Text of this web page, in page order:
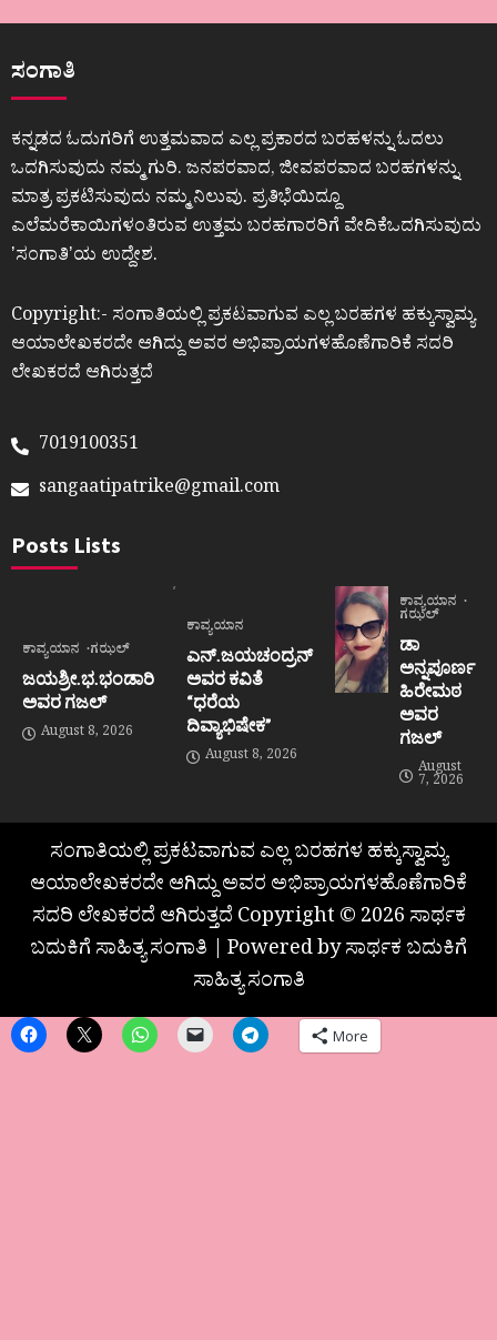
ಸಂಗಾತಿ
ಕನ್ನಡದ ಓದುಗರಿಗೆ ಉತ್ತಮವಾದ ಎಲ್ಲ ಪ್ರಕಾರದ ಬರಹಳನ್ನು ಓದಲು
ಒದಗಿಸುವುದು ನಮ್ಮ ಗುರಿ. ಜನಪರವಾದ, ಜೀವಪರವಾದ ಬರಹಗಳನ್ನು
ಮಾತ್ರ ಪ್ರಕಟಿಸುವುದು ನಮ್ಮ ನಿಲುವು. ಪ್ರತಿಭೆಯಿದ್ದೂ
ಎಲೆಮರೆಕಾಯಿಗಳಂತಿರುವ ಉತ್ತಮ ಬರಹಗಾರರಿಗೆ ವೇದಿಕೆಒದಗಿಸುವುದು
ʼಸಂಗಾತಿʼಯ ಉದ್ದೇಶ.
Copyright:- ಸಂಗಾತಿಯಲ್ಲಿ ಪ್ರಕಟವಾಗುವ ಎಲ್ಲ ಬರಹಗಳ ಹಕ್ಕುಸ್ವಾಮ್ಯ
ಆಯಾಲೇಖಕರದೇ ಆಗಿದ್ದು ಅವರ ಅಭಿಪ್ರಾಯಗಳಹೊಣೆಗಾರಿಕೆ ಸದರಿ
ಲೇಖಕರದೆ ಆಗಿರುತ್ತದೆ
7019100351
sangaatipatrike@gmail.com
Posts Lists
ಕಾವ್ಯಯಾನ ಗಝಲ್
ಜಯಶ್ರೀ.ಭ.ಭಂಡಾರಿ
ಅವರ ಗಜಲ್
August 8, 2026
ಕಾವ್ಯಯಾನ
ಎನ್.ಜಯಚಂದ್ರನ್
ಅವರ ಕವಿತೆ
“ಧರೆಯ
ದಿವ್ಯಾಭಿಷೇಕ”
August 8, 2026
ಕಾವ್ಯಯಾನ
ಗಝಲ್
ಡಾ
ಅನ್ನಪೂರ್ಣ
ಹಿರೇಮಠ
ಅವರ
ಗಜಲ್
August
7, 2026
ಸಂಗಾತಿಯಲ್ಲಿ ಪ್ರಕಟವಾಗುವ ಎಲ್ಲ ಬರಹಗಳ ಹಕ್ಕುಸ್ವಾಮ್ಯ
ಆಯಾಲೇಖಕರದೇ ಆಗಿದ್ದು ಅವರ ಅಭಿಪ್ರಾಯಗಳಹೊಣೆಗಾರಿಕೆ
ಸದರಿ ಲೇಖಕರದೆ ಆಗಿರುತ್ತದೆ Copyright © 2026 ಸಾರ್ಥಕ
ಬದುಕಿಗೆ ಸಾಹಿತ್ಯ ಸಂಗಾತಿ | Powered by ಸಾರ್ಥಕ ಬದುಕಿಗೆ
ಸಾಹಿತ್ಯ ಸಂಗಾತಿ
More